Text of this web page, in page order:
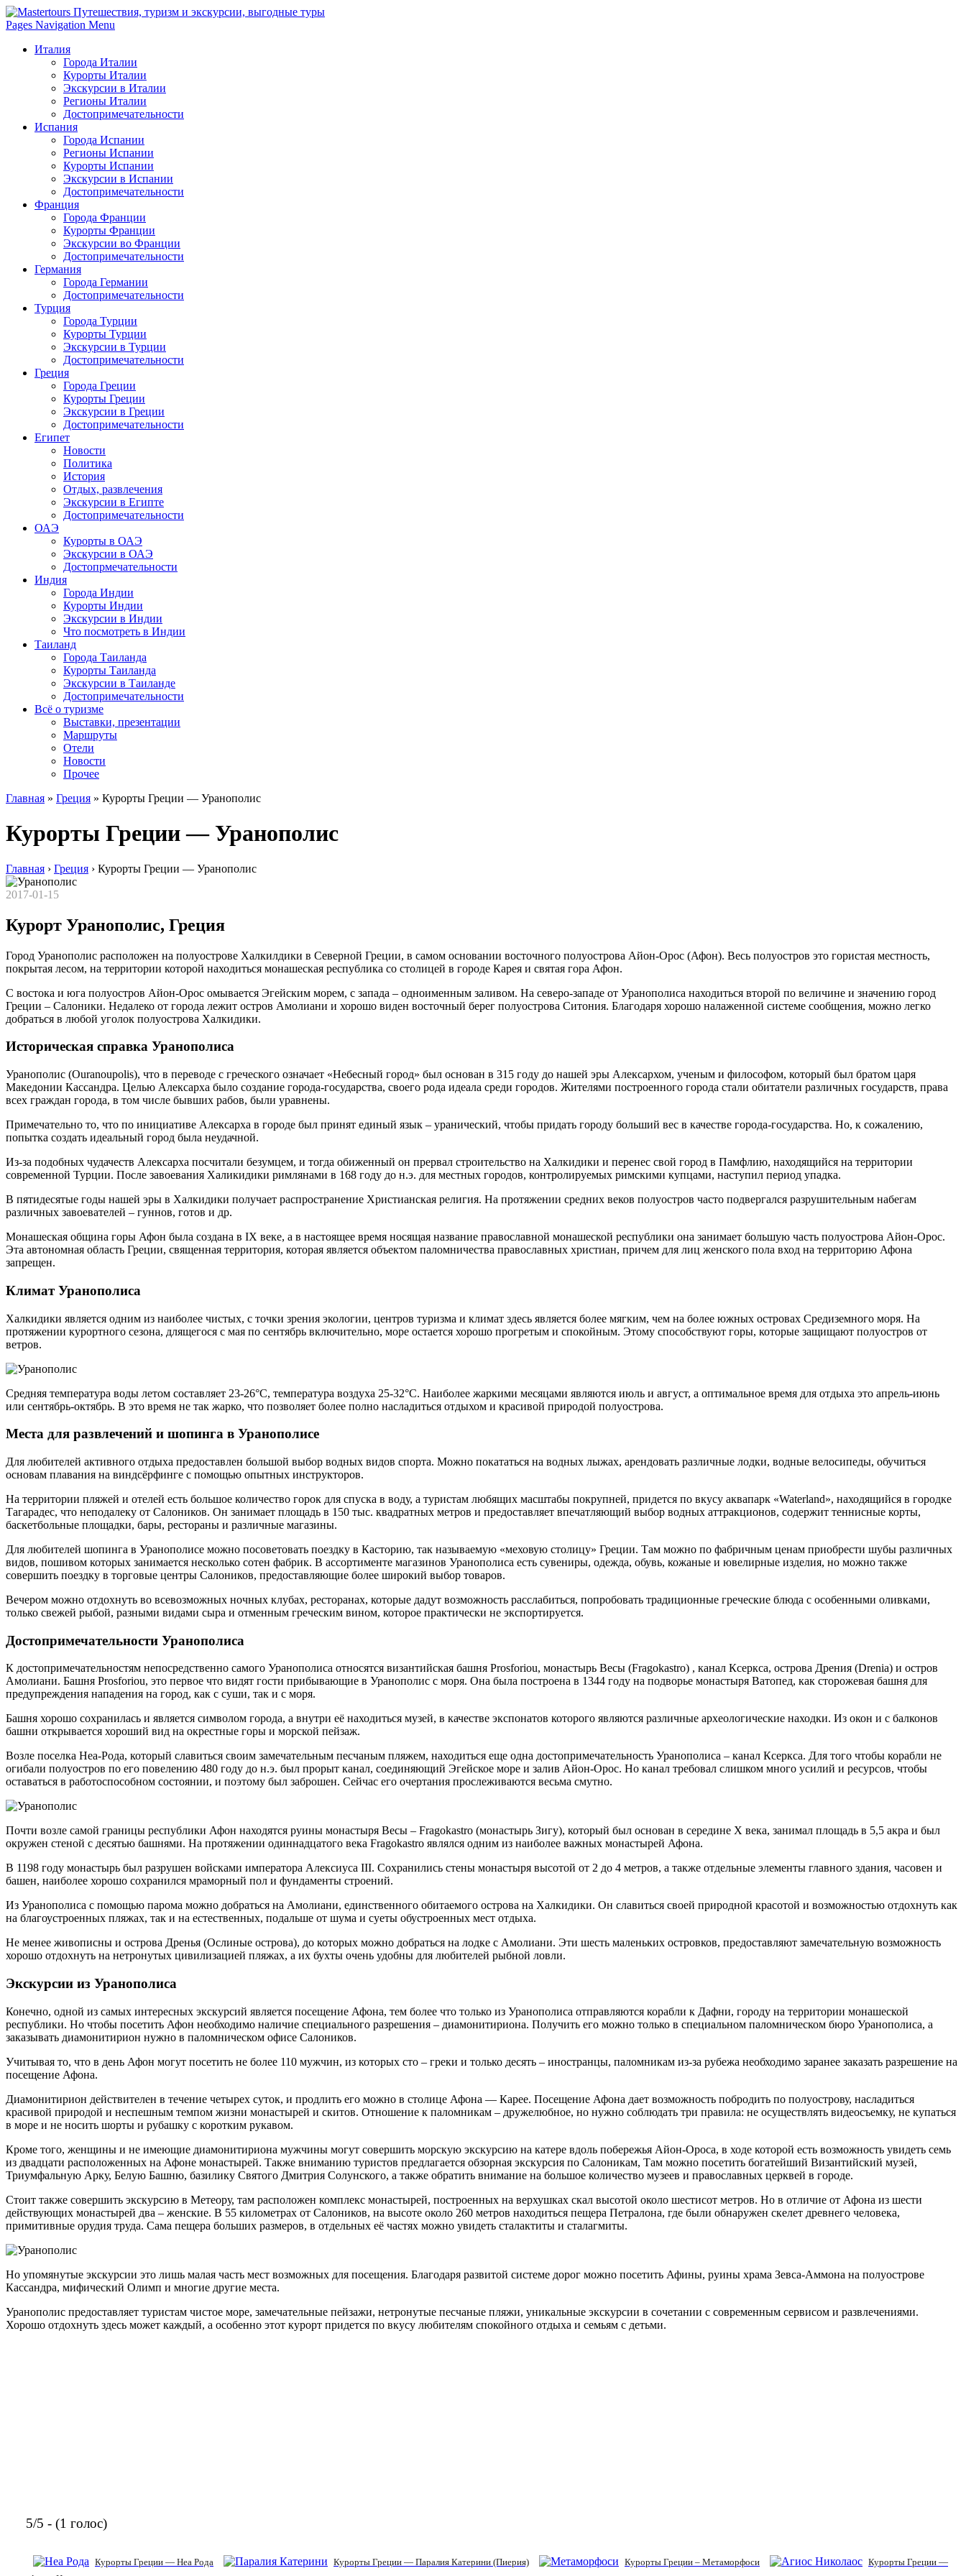
Pages Navigation Menu
Италия
Города Италии
Курорты Италии
Экскурсии в Италии
Регионы Италии
Достопримечательности
Испания
Города Испании
Регионы Испании
Курорты Испании
Экскурсии в Испании
Достопримечательности
Франция
Города Франции
Курорты Франции
Экскурсии во Франции
Достопримечательности
Германия
Города Германии
Достопримечательности
Турция
Города Турции
Курорты Турции
Экскурсии в Турции
Достопримечательности
Греция
Города Греции
Курорты Греции
Экскурсии в Греции
Достопримечательности
Египет
Новости
Политика
История
Отдых, развлечения
Экскурсии в Египте
Достопримечательности
ОАЭ
Курорты в ОАЭ
Экскурсии в ОАЭ
Достопрмечательности
Индия
Города Индии
Курорты Индии
Экскурсии в Индии
Что посмотреть в Индии
Таиланд
Города Таиланда
Курорты Таиланда
Экскурсии в Таиланде
Достопримечательности
Всё о туризме
Выставки, презентации
Маршруты
Отели
Новости
Прочее
Главная » Греция » Курорты Греции — Уранополис
Курорты Греции — Уранополис
Главная › Греция › Курорты Греции — Уранополис
2017-01-15
Курорт Уранополис, Греция
Город Уранополис расположен на полуострове Халкилдики в Северной Греции, в самом основании восточного полуострова Айон-Орос (Афон). Весь полуостров это гористая местность,
покрытая лесом, на территории которой находиться монашеская республика со столицей в городе Карея и святая гора Афон.
С востока и юга полуостров Айон-Орос омывается Эгейским морем, с запада – одноименным заливом. На северо-западе от Уранополиса находиться второй по величине и значению город
Греции – Салоники. Недалеко от города лежит остров Амолиани и хорошо виден восточный берег полуострова Ситония. Благодаря хорошо налаженной системе сообщения, можно легко
добраться в любой уголок полуострова Халкидики.
Историческая справка Уранополиса
Уранополис (Ouranoupolis), что в переводе с греческого означает «Небесный город» был основан в 315 году до нашей эры Алексархом, ученым и философом, который был братом царя
Македонии Кассандра. Целью Алексарха было создание города-государства, своего рода идеала среди городов. Жителями построенного города стали обитатели различных государств, права
всех граждан города, в том числе бывших рабов, были уравнены.
Примечательно то, что по инициативе Алексарха в городе был принят единый язык – уранический, чтобы придать городу больший вес в качестве города-государства. Но, к сожалению,
попытка создать идеальный город была неудачной.
Из-за подобных чудачеств Алексарха посчитали безумцем, и тогда обиженный он прервал строительство на Халкидики и перенес свой город в Памфлию, находящийся на территории
современной Турции. После завоевания Халикидики римлянами в 168 году до н.э. для местных городов, контролируемых римскими купцами, наступил период упадка.
В пятидесятые годы нашей эры в Халкидики получает распространение Христианская религия. На протяжении средних веков полуостров часто подвергался разрушительным набегам
различных завоевателей – гуннов, готов и др.
Монашеская община горы Афон была создана в IX веке, а в настоящее время носящая название православной монашеской республики она занимает большую часть полуострова Айон-Орос.
Эта автономная область Греции, священная территория, которая является объектом паломничества православных христиан, причем для лиц женского пола вход на территорию Афона
запрещен.
Климат Уранополиса
Халкидики является одним из наиболее чистых, с точки зрения экологии, центров туризма и климат здесь является более мягким, чем на более южных островах Средиземного моря. На
протяжении курортного сезона, длящегося с мая по сентябрь включительно, море остается хорошо прогретым и спокойным. Этому способствуют горы, которые защищают полуостров от
ветров.
Средняя температура воды летом составляет 23-26°С, температура воздуха 25-32°С. Наиболее жаркими месяцами являются июль и август, а оптимальное время для отдыха это апрель-июнь
или сентябрь-октябрь. В это время не так жарко, что позволяет более полно насладиться отдыхом и красивой природой полуострова.
Места для развлечений и шопинга в Уранополисе
Для любителей активного отдыха предоставлен большой выбор водных видов спорта. Можно покататься на водных лыжах, арендовать различные лодки, водные велосипеды, обучиться
основам плавания на виндсёрфинге с помощью опытных инструкторов.
На территории пляжей и отелей есть большое количество горок для спуска в воду, а туристам любящих масштабы покрупней, придется по вкусу аквапарк «Waterland», находящийся в городке
Тагарадес, что неподалеку от Салоников. Он занимает площадь в 150 тыс. квадратных метров и предоставляет впечатляющий выбор водных аттракционов, содержит теннисные корты,
баскетбольные площадки, бары, рестораны и различные магазины.
Для любителей шопинга в Уранополисе можно посоветовать поездку в Касторию, так называемую «меховую столицу» Греции. Там можно по фабричным ценам приобрести шубы различных
видов, пошивом которых занимается несколько сотен фабрик. В ассортименте магазинов Уранополиса есть сувениры, одежда, обувь, кожаные и ювелирные изделия, но можно также
совершить поездку в торговые центры Салоников, предоставляющие более широкий выбор товаров.
Вечером можно отдохнуть во всевозможных ночных клубах, ресторанах, которые дадут возможность расслабиться, попробовать традиционные греческие блюда с особенными оливками,
только свежей рыбой, разными видами сыра и отменным греческим вином, которое практически не экспортируется.
Достопримечательности Уранополиса
К достопримечательностям непосредственно самого Уранополиса относятся византийская башня Prosforiou, монастырь Весы (Fragokastro) , канал Ксеркса, острова Дрения (Drenia) и остров
Амолиани. Башня Prosforiou, это первое что видят гости прибывающие в Уранополис с моря. Она была построена в 1344 году на подворье монастыря Ватопед, как сторожевая башня для
предупреждения нападения на город, как с суши, так и с моря.
Башня хорошо сохранилась и является символом города, а внутри её находиться музей, в качестве экспонатов которого являются различные археологические находки. Из окон и с балконов
башни открывается хороший вид на окрестные горы и морской пейзаж.
Возле поселка Неа-Рода, который славиться своим замечательным песчаным пляжем, находиться еще одна достопримечательность Уранополиса – канал Ксеркса. Для того чтобы корабли не
огибали полуостров по его повелению 480 году до н.э. был прорыт канал, соединяющий Эгейское море и залив Айон-Орос. Но канал требовал слишком много усилий и ресурсов, чтобы
оставаться в работоспособном состоянии, и поэтому был заброшен. Сейчас его очертания прослеживаются весьма смутно.
Почти возле самой границы республики Афон находятся руины монастыря Весы – Fragokastro (монастырь Зигу), который был основан в середине X века, занимал площадь в 5,5 акра и был
окружен стеной с десятью башнями. На протяжении одиннадцатого века Fragokastro являлся одним из наиболее важных монастырей Афона.
В 1198 году монастырь был разрушен войсками императора Алексиуса III. Сохранились стены монастыря высотой от 2 до 4 метров, а также отдельные элементы главного здания, часовен и
башен, наиболее хорошо сохранился мраморный пол и фундаменты строений.
Из Уранополиса с помощью парома можно добраться на Амолиани, единственного обитаемого острова на Халкидики. Он славиться своей природной красотой и возможностью отдохнуть как
на благоустроенных пляжах, так и на естественных, подальше от шума и суеты обустроенных мест отдыха.
Не менее живописны и острова Дренья (Ослиные острова), до которых можно добраться на лодке с Амолиани. Эти шесть маленьких островков, предоставляют замечательную возможность
хорошо отдохнуть на нетронутых цивилизацией пляжах, а их бухты очень удобны для любителей рыбной ловли.
Экскурсии из Уранополиса
Конечно, одной из самых интересных экскурсий является посещение Афона, тем более что только из Уранополиса отправляются корабли к Дафни, городу на территории монашеской
республики. Но чтобы посетить Афон необходимо наличие специального разрешения – диамонитириона. Получить его можно только в специальном паломническом бюро Уранополиса, а
заказывать диамонитирион нужно в паломническом офисе Салоников.
Учитывая то, что в день Афон могут посетить не более 110 мужчин, из которых сто – греки и только десять – иностранцы, паломникам из-за рубежа необходимо заранее заказать разрешение на
посещение Афона.
Диамонитирион действителен в течение четырех суток, и продлить его можно в столице Афона — Карее. Посещение Афона дает возможность побродить по полуострову, насладиться
красивой природой и неспешным темпом жизни монастырей и скитов. Отношение к паломникам – дружелюбное, но нужно соблюдать три правила: не осуществлять видеосъемку, не купаться
в море и не носить шорты и рубашку с коротким рукавом.
Кроме того, женщины и не имеющие диамонитириона мужчины могут совершить морскую экскурсию на катере вдоль побережья Айон-Ороса, в ходе которой есть возможность увидеть семь
из двадцати расположенных на Афоне монастырей. Также вниманию туристов предлагается обзорная экскурсия по Салоникам, Там можно посетить богатейший Византийский музей,
Триумфальную Арку, Белую Башню, базилику Святого Дмитрия Солунского, а также обратить внимание на большое количество музеев и православных церквей в городе.
Стоит также совершить экскурсию в Метеору, там расположен комплекс монастырей, построенных на верхушках скал высотой около шестисот метров. Но в отличие от Афона из шести
действующих монастырей два – женские. В 55 километрах от Салоников, на высоте около 260 метров находиться пещера Петралона, где были обнаружен скелет древнего человека,
примитивные орудия труда. Сама пещера больших размеров, в отдельных её частях можно увидеть сталактиты и сталагмиты.
Но упомянутые экскурсии это лишь малая часть мест возможных для посещения. Благодаря развитой системе дорог можно посетить Афины, руины храма Зевса-Аммона на полуострове
Кассандра, мифический Олимп и многие другие места.
Уранополис предоставляет туристам чистое море, замечательные пейзажи, нетронутые песчаные пляжи, уникальные экскурсии в сочетании с современным сервисом и развлечениями.
Хорошо отдохнуть здесь может каждый, а особенно этот курорт придется по вкусу любителям спокойного отдыха и семьям с детьми.
5/5 - (1 голос)
Курорты Греции — Неа Рода Курорты Греции — Паралия Катерини (Пиерия) Курорты Греции – Метаморфоси
Курорты Греции —